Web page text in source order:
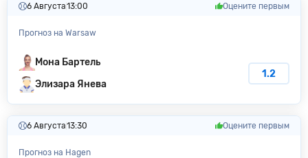
6 Августа13:00 Оцените первым
Прогноз на Warsaw
Мона Бартель
Элизара Янева
1.2
6 Августа13:30 Оцените первым
Прогноз на Hagen